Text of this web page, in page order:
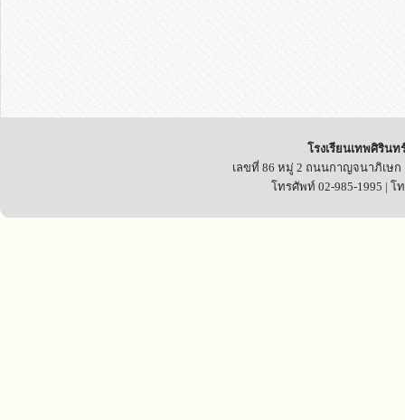
โรงเรียนเทพศิรินท
เลขที่ 86 หมู่ 2 ถนนกาญจนาภิเษก
โทรศัพท์ 02-985-1995 | โ